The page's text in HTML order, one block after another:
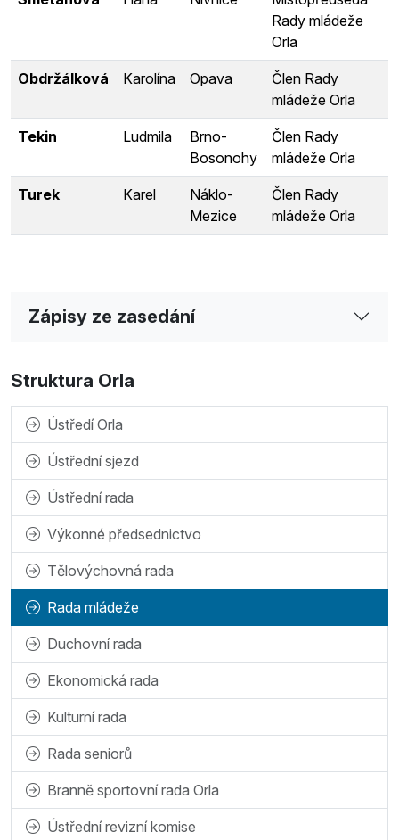
Rady mládeže
Orla
Obdržálková Karolína Opava
Člen Rady
mládeže Orla
Tekin Ludmila
Brno-
Bosonohy
Člen Rady
mládeže Orla
Turek Karel
Náklo-
Mezice
Člen Rady
mládeže Orla
Zápisy ze zasedání
Struktura Orla
Ústředí Orla
Ústřední sjezd
Ústřední rada
Výkonné předsednictvo
Tělovýchovná rada
Rada mládeže
Duchovní rada
Ekonomická rada
Kulturní rada
Rada seniorů
Branně sportovní rada Orla
Ústřední revizní komise